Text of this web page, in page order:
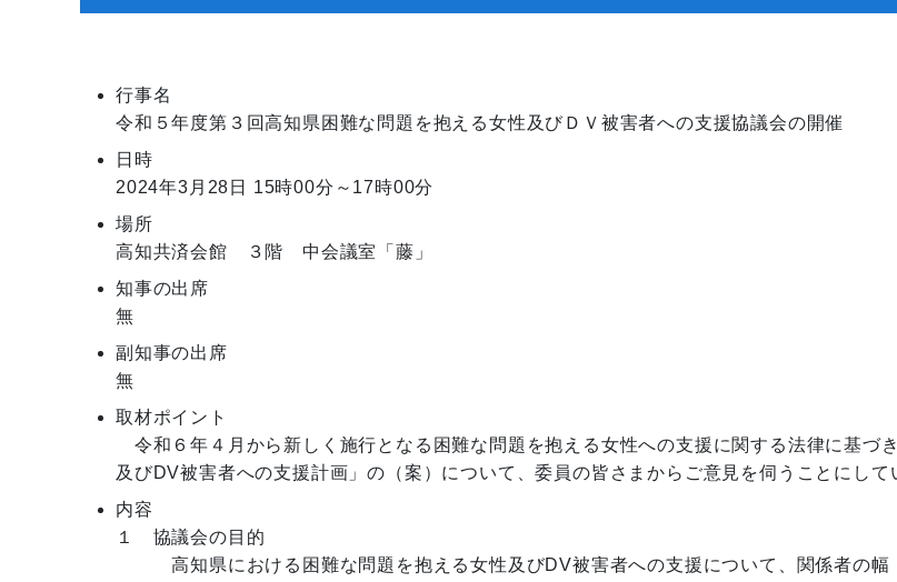
行事名
令和５年度第３回高知県困難な問題を抱える女性及びＤＶ被害者への支援協議会の開催
日時
2024年3月28日
15時00分～17時00分
場所
高知共済会館 ３階 中会議室「藤」
知事の出席
無
副知事の出席
無
取材ポイント
令和６年４月から新しく施行となる困難な問題を抱える女性への支援に関する法律に基づ
及びDV被害者への支援計画」の（案）について、委員の皆さまからご意見を伺うことにして
内容
１　協議会の目的
高知県における困難な問題を抱える女性及びDV被害者への支援について、関係者の幅